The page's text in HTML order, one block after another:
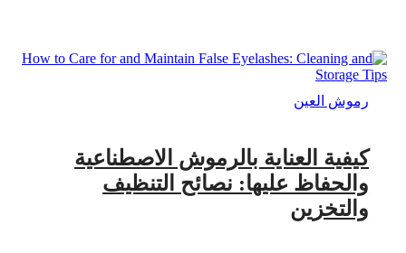
رموش العين
كيفية العناية بالرموش الاصطناعية
والحفاظ عليها: نصائح التنظيف
والتخزين